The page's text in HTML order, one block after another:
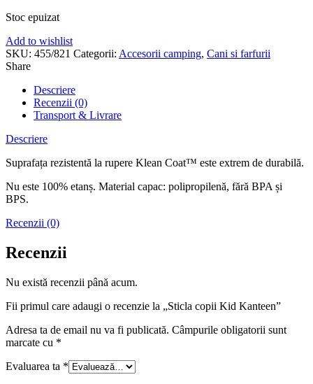
Stoc epuizat
Add to wishlist
SKU: 455/821 Categorii: Accesorii camping, Cani si farfurii
Share
Descriere
Recenzii (0)
Transport & Livrare
Descriere
Suprafața rezistentă la rupere Klean Coat™ este extrem de durabilă.
Nu este 100% etanș. Material capac: polipropilenă, fără BPA și
BPS.
Recenzii (0)
Recenzii
Nu există recenzii până acum.
Fii primul care adaugi o recenzie la „Sticla copii Kid Kanteen”
Adresa ta de email nu va fi publicată. Câmpurile obligatorii sunt
marcate cu *
Evaluarea ta *